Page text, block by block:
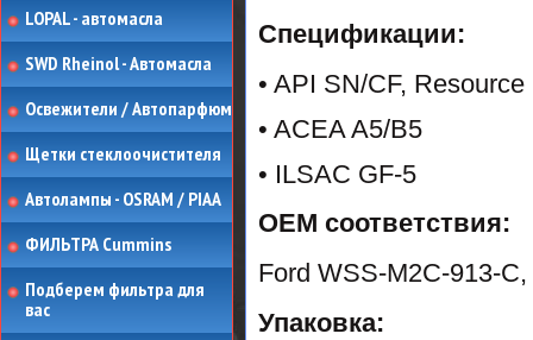
LOPAL - автомасла
SWD Rheinol - Автомасла
Освежители / Автопарфюм
Щетки стеклоочистителя
Автолампы - OSRAM / PIAA
ФИЛЬТРА Cummins
Подберем фильтра для
вас
Спецификации:
• API SN/CF,
• ACEA A5/B5
• ILSAC GF-5
ОЕМ соответствия:
Ford WSS-M2C-913-C,
Упаковка: